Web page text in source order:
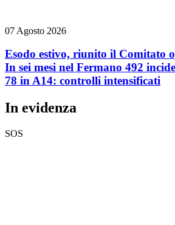
07 Agosto 2026
Esodo estivo, riunito il Comitato
In sei mesi nel Fermano 492
78 in A14: controlli intensificati
In evidenza
SOS